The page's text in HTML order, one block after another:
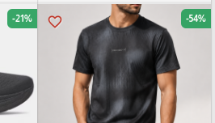
favorite_border -54%
-21%